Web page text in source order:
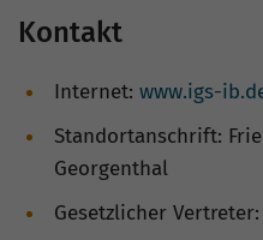
Kontakt
Internet: www.igs-
Standortanschrift:
Georgenthal
Gesetzlicher